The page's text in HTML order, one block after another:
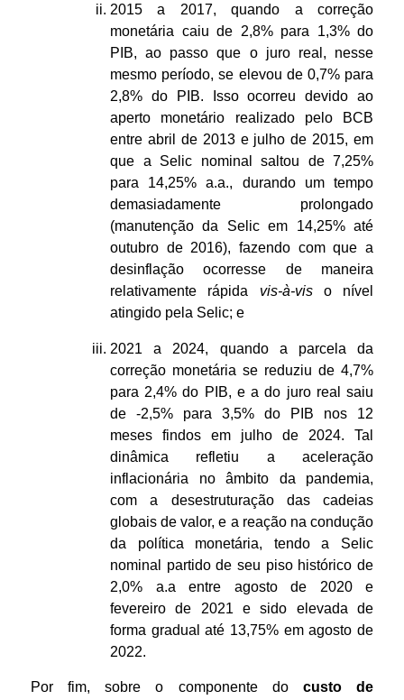
2015 a 2017, quando a correção
monetária caiu de 2,8% para 1,3% do
PIB, ao passo que o juro real, nesse
mesmo período, se elevou de 0,7% para
2,8% do PIB. Isso ocorreu devido ao
aperto monetário realizado pelo BCB
entre abril de 2013 e julho de 2015, em
que a Selic nominal saltou de 7,25%
para 14,25% a.a., durando um tempo
demasiadamente prolongado
(manutenção da Selic em 14,25% até
outubro de 2016), fazendo com que a
desinflação ocorresse de maneira
relativamente rápida vis-à-viso nível
atingido pela Selic; e
2021 a 2024, quando a parcela da
correção monetária se reduziu de 4,7%
para 2,4% do PIB, e a do juro real saiu
de -2,5% para 3,5% do PIB nos 12
meses findos em julho de 2024. Tal
dinâmica refletiu a aceleração
inflacionária no âmbito da pandemia,
com a desestruturação das cadeias
globais de valor, e a reação na condução
da política monetária, tendo a Selic
nominal partido de seu piso histórico de
2,0% a.a entre agosto de 2020 e
fevereiro de 2021 e sido elevada de
forma gradual até 13,75% em agosto de
2022.
Por fim, sobre o componente do custo de